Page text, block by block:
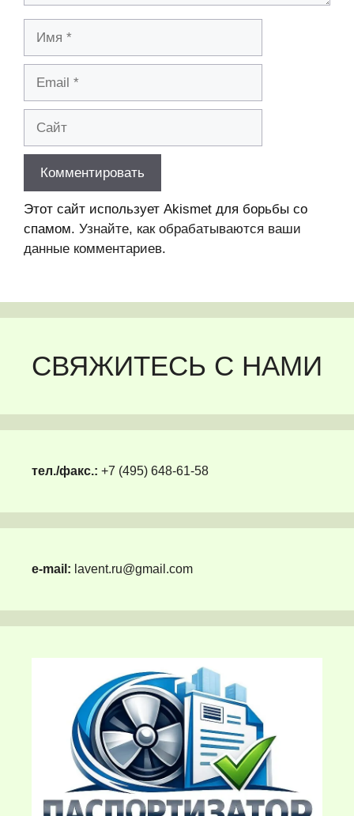
Этот сайт использует Akismet для борьбы со
спамом. Узнайте, как обрабатываются ваши
данные комментариев.
СВЯЖИТЕСЬ С НАМИ
тел./факс.: +7 (495) 648-61-58
e-mail: lavent.ru@gmail.com